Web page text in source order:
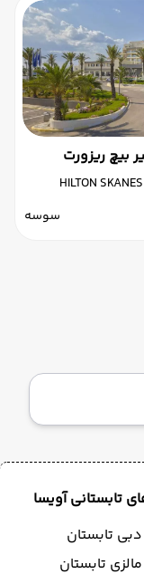
بیچ ریزورت
HILTON
سوسه
تابستانی آویسا
دبی تابستان
تابستان